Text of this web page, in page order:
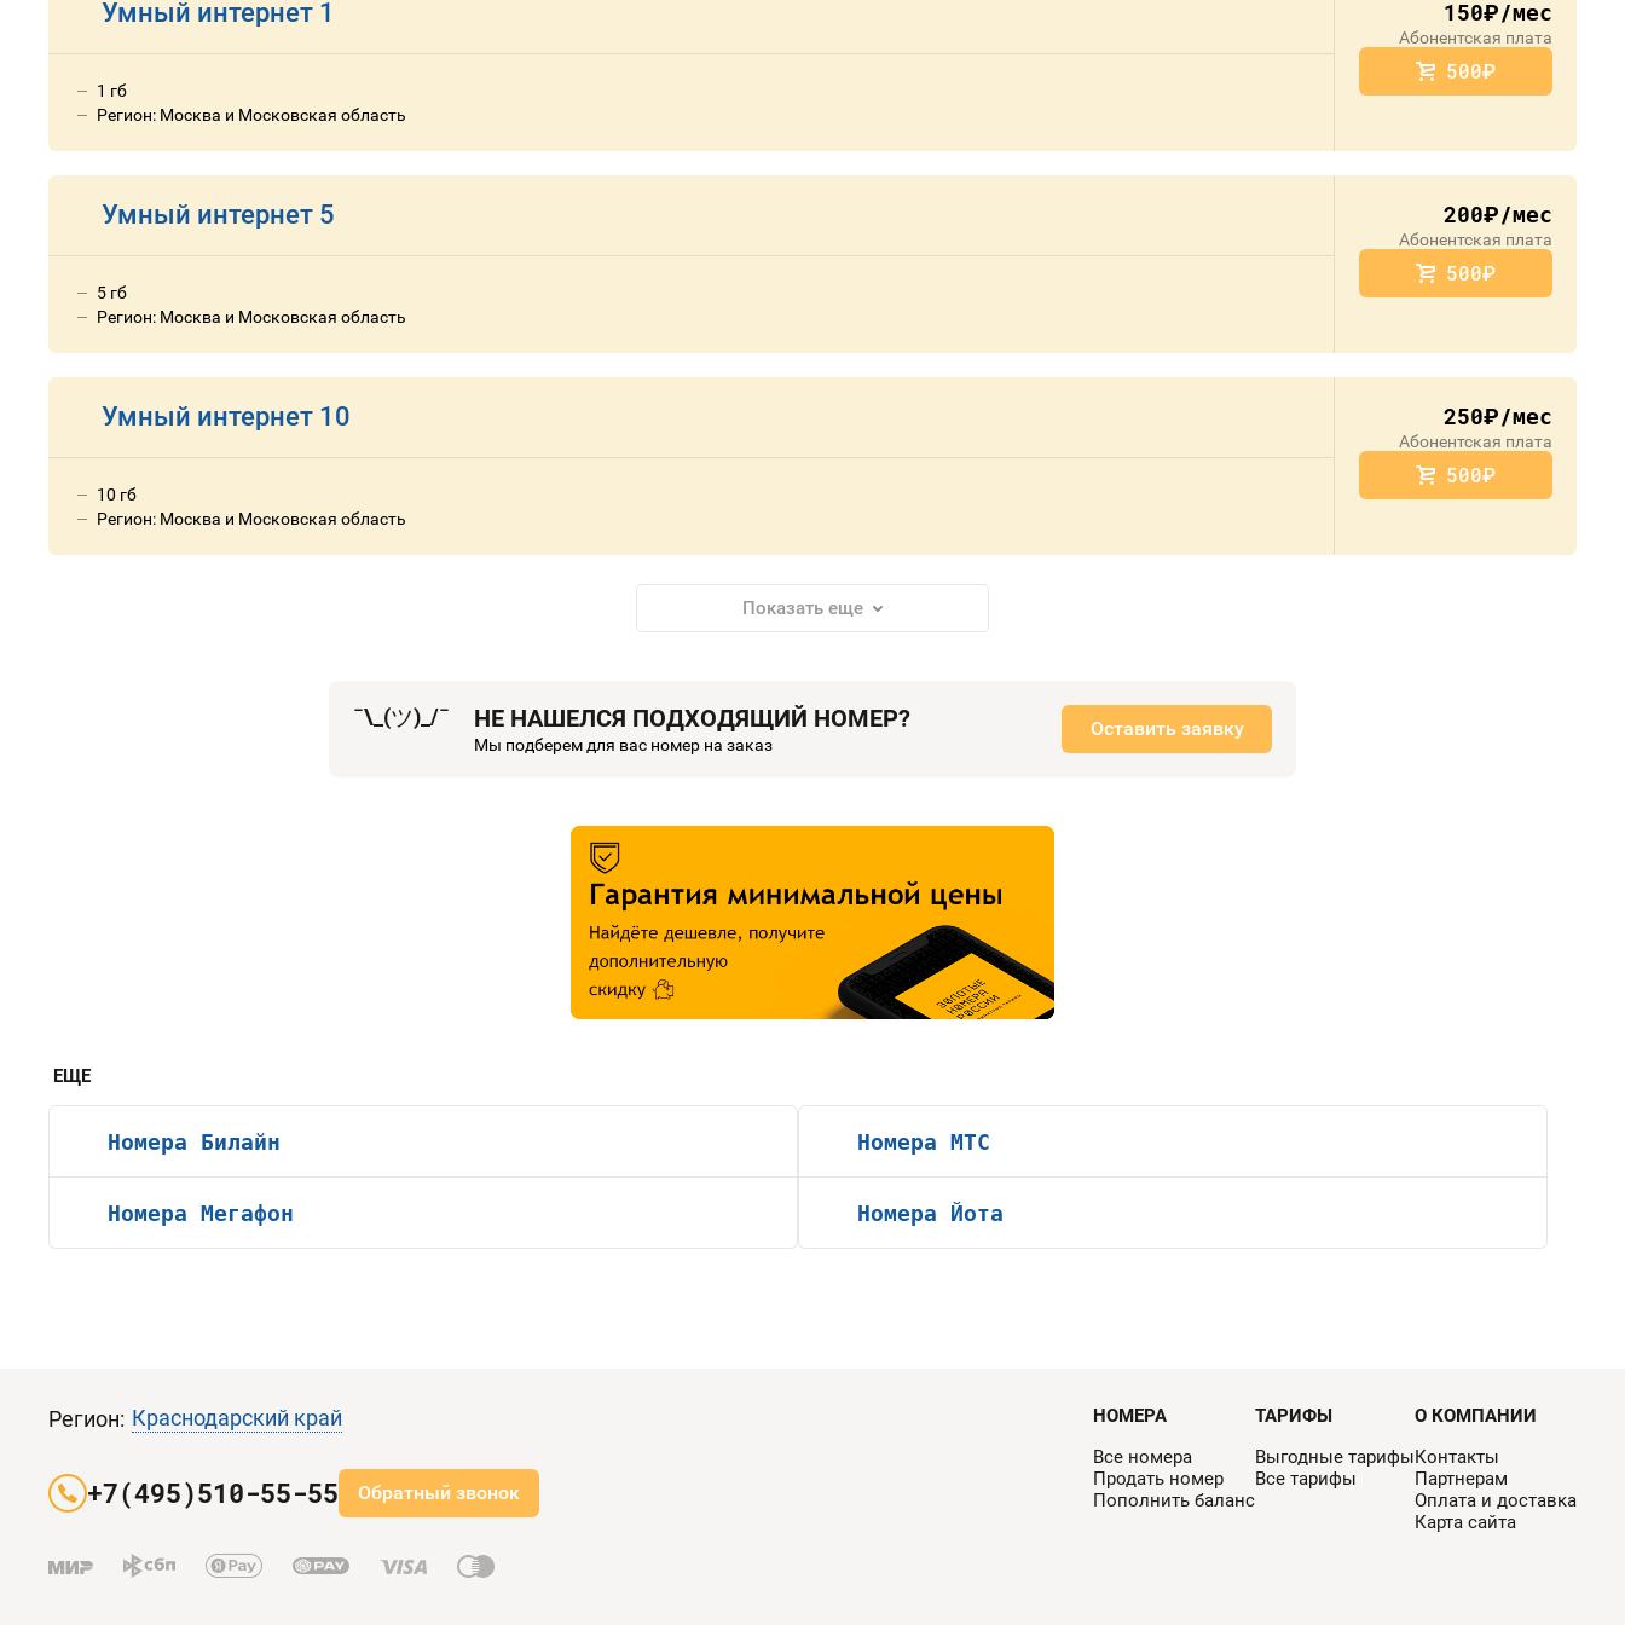
Умный интернет 1
1 гб
Регион: Москва и Московская область
150руб./мес
Абонентская плата
500руб.
Умный интернет 5
5 гб
Регион: Москва и Московская область
200руб./мес
Абонентская плата
500руб.
Умный интернет 10
10 гб
Регион: Москва и Московская область
250руб./мес
Абонентская плата
500руб.
Показать еще
¯\_(ツ)_/¯ НЕ НАШЕЛСЯ ПОДХОДЯЩИЙ НОМЕР?
Мы подберем для вас номер на заказ
Оставить заявку
ЕЩЕ
Номера Билайн Номера МТС
Номера Мегафон Номера Йота
НОМЕРА
Все номера
Продать номер
Пополнить баланс
ТАРИФЫ
Выгодные тарифы
Все тарифы
О КОМПАНИИ
Контакты
Партнерам
Оплата и доставка
Карта сайта
Регион: Краснодарский край
+7(495)510-55-55 Обратный звонок